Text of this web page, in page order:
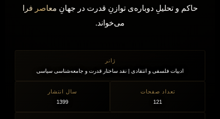
حاکم و تحلیلِ دوباره‌ی توازنِ قدرت در جهانِ معاصر فرا
می‌خواند.
ژانر
ادبیات فلسفی و انتقادی | نقد ساختار قدرت و جامعه‌شناسی سیاسی
تعداد صفحات
121
سال انتشار
1399